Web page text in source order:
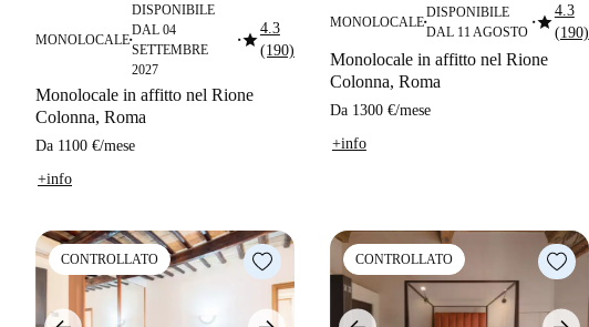
MONOLOCALE■
DISPONIBILE
DAL 04
SETTEMBRE
2027
■star4.3
(190)
Monolocale in affitto nel Rione
Colonna, Roma
Da 1100 €/mese
+info
MONOLOCALE■
DISPONIBILE
DAL 11 AGOSTO
■star4.3
(190)
Monolocale in affitto nel Rione
Colonna, Roma
Da 1300 €/mese
+info
CONTROLLATO CONTROLLATO